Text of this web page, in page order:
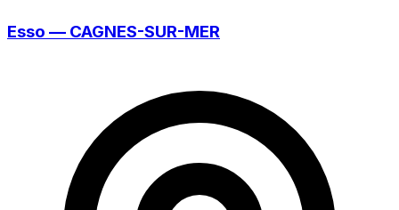
Esso — CAGNES-SUR-MER